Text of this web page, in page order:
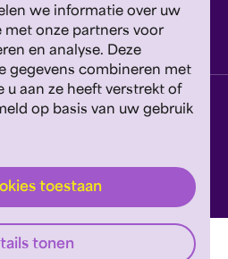
we informatie over uw
met onze partners voor
en analyse. Deze
gegevens combineren met
u aan ze heeft verstrekt of
op basis van uw gebruik
toestaan
tonen
cookies wijzigen
© philzuid